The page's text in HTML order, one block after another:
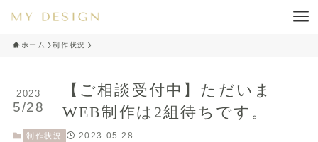
ホーム 制作状況
【ご相談受付中】ただいま
WEB制作は2組待ちです。
2023
5/28
制作状況 2023.05.28